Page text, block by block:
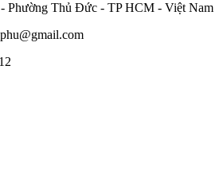
Phường Thủ Đức - TP HCM - Việt Nam